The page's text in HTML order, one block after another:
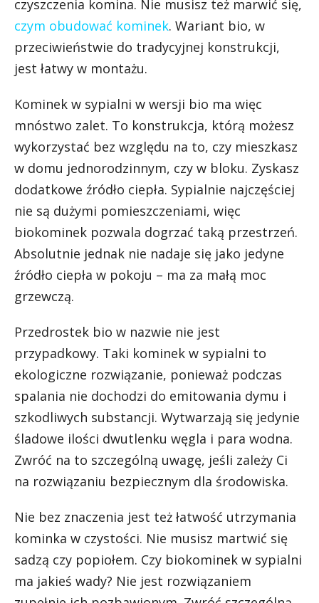
czyszczenia komina. Nie musisz też marwić się,
czym obudować kominek. Wariant bio, w
przeciwieństwie do tradycyjnej konstrukcji,
jest łatwy w montażu.
Kominek w sypialni w wersji bio ma więc
mnóstwo zalet. To konstrukcja, którą możesz
wykorzystać bez względu na to, czy mieszkasz
w domu jednorodzinnym, czy w bloku. Zyskasz
dodatkowe źródło ciepła. Sypialnie najczęściej
nie są dużymi pomieszczeniami, więc
biokominek pozwala dogrzać taką przestrzeń.
Absolutnie jednak nie nadaje się jako jedyne
źródło ciepła w pokoju – ma za małą moc
grzewczą.
Przedrostek bio w nazwie nie jest
przypadkowy. Taki kominek w sypialni to
ekologiczne rozwiązanie, ponieważ podczas
spalania nie dochodzi do emitowania dymu i
szkodliwych substancji. Wytwarzają się jedynie
śladowe ilości dwutlenku węgla i para wodna.
Zwróć na to szczególną uwagę, jeśli zależy Ci
na rozwiązaniu bezpiecznym dla środowiska.
Nie bez znaczenia jest też łatwość utrzymania
kominka w czystości. Nie musisz martwić się
sadzą czy popiołem. Czy biokominek w sypialni
ma jakieś wady? Nie jest rozwiązaniem